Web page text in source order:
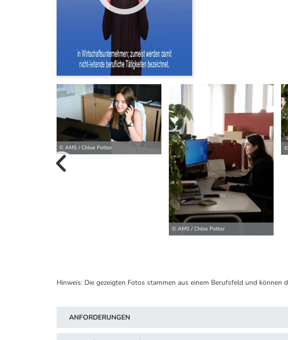
© AMS / Chloe Potter
© AMS / Chloe Potter
vorherige Bilder
Hinweis: Die gezeigten Fotos stammen aus einem Berufsfeld und können
ANFORDERUNGEN